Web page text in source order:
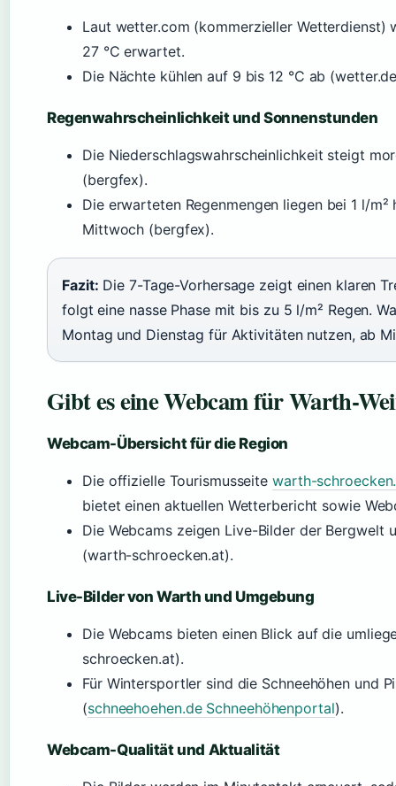
Laut wetter.com (kommerzieller Wetterdienst)
27 °C erwartet.
Die Nächte kühlen auf 9 bis 12 °C ab
Regenwahrscheinlichkeit und Sonnenstunden
Die Niederschlagswahrscheinlichkeit steigt
(bergfex).
Die erwarteten Regenmengen liegen bei 1 l/
Mittwoch (bergfex).
Fazit: Die 7-Tage-Vorhersage zeigt einen klaren
folgt eine nasse Phase mit bis zu 5 l/m² Regen.
Montag und Dienstag für Aktivitäten nutzen, ab
Gibt es eine Webcam für Warth-
Webcam-Übersicht für die Region
Die offizielle Tourismusseite warth-
bietet einen aktuellen Wetterbericht sowie
Die Webcams zeigen Live-Bilder der Bergwelt
(warth-schroecken.at).
Live-Bilder von Warth und Umgebung
Die Webcams bieten einen Blick auf die
schroecken.at).
Für Wintersportler sind die Schneehöhen und
(schneehoehen.de Schneehöhenportal).
Webcam-Qualität und Aktualität